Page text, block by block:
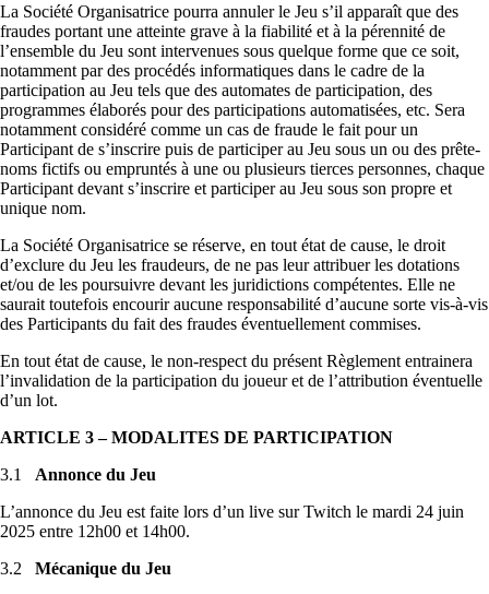
La Société Organisatrice pourra annuler le Jeu s’il apparaît que des
fraudes portant une atteinte grave à la fiabilité et à la pérennité de
l’ensemble du Jeu sont intervenues sous quelque forme que ce soit,
notamment par des procédés informatiques dans le cadre de la
participation au Jeu tels que des automates de participation, des
programmes élaborés pour des participations automatisées, etc. Sera
notamment considéré comme un cas de fraude le fait pour un
Participant de s’inscrire puis de participer au Jeu sous un ou des prête-
noms fictifs ou empruntés à une ou plusieurs tierces personnes, chaque
Participant devant s’inscrire et participer au Jeu sous son propre et
unique nom.
La Société Organisatrice se réserve, en tout état de cause, le droit
d’exclure du Jeu les fraudeurs, de ne pas leur attribuer les dotations
et/ou de les poursuivre devant les juridictions compétentes. Elle ne
saurait toutefois encourir aucune responsabilité d’aucune sorte vis-à-vis
des Participants du fait des fraudes éventuellement commises.
En tout état de cause, le non-respect du présent Règlement entrainera
l’invalidation de la participation du joueur et de l’attribution éventuelle
d’un lot.
ARTICLE 3 – MODALITES DE PARTICIPATION
3.1 Annonce du Jeu
L’annonce du Jeu est faite lors d’un live sur Twitch le mardi 24 juin
2025 entre 12h00 et 14h00.
3.2 Mécanique du Jeu